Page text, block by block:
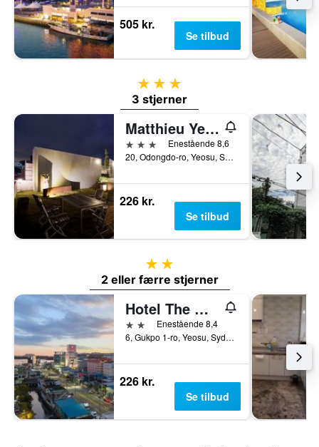
505 kr.
Se tilbud
3 stjerner
3 stjerner
Matthieu Yeosu
3 stjernerEnestående 8,6
20, Odongdo-ro, Yeosu, Sydkorea
226 kr.
Se tilbud
2 stjerner
2 eller færre stjerner
Hotel The One
2 stjernerEnestående 8,4
6, Gukpo 1-ro, Yeosu, Sydkorea
226 kr.
Se tilbud